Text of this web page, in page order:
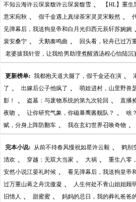
不知云海许云琛裴馥许云琛裴馥雪 、 【HL】重
意宋宛秋 、 假千金遇上真绿茶宋灵灵宋毅然 、
见弹幕后，我送狗皇帝和白月光归西元辰轩苏婉婉
裴安桑宁 、 天鹅奏鸣曲 、 回头看，轻舟已过万
老婆拔我针管，让我给男助理煮醒酒汤程心怡陆沉
更新榜单: 我都抱天道大腿了，假千金还在演 、
了 、 出嫁后公子他疯了 、 萌娃进村，山里野兽
影！ 、 盗墓：与废物系统的第九次轮回 、 直播
夜吻 、 让你研究气象，你磁暴鹰酱舰队？ 、 啥
赋，分身上阵防翻车 、 我在玄幻世界召唤奇物 、
完本小说: 从前不待春风慢祝如星许云毅 、 鹤别
清欢 、 穿越：无双大当家 、 大祸 、 重生八零
安然小说江晏礼时候 、 看见弹幕后，我送狗皇帝
过万重山蒋之舟沈傲凝 、 人生何处不青山姐姐顾
旧情人 、 甜蜜蜜 、 妈妈的忌日，我的葬礼爸爸